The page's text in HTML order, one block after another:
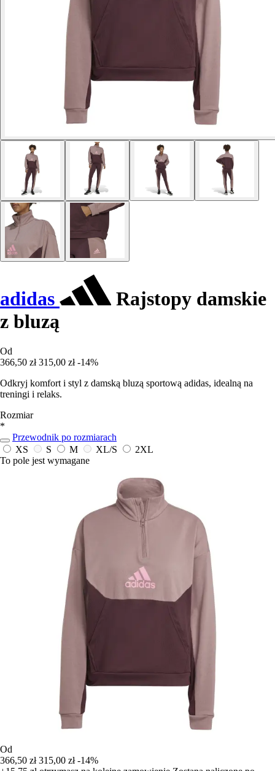
adidas
Rajstopy damskie
z bluzą
Od
366,50 zł 315,00 zł -14%
Odkryj komfort i styl z damską bluzą sportową adidas, idealną na
treningi i relaks.
Rozmiar
*
Przewodnik po rozmiarach
XS
S M XL/S
2XL
To pole jest wymagane
Od
366,50 zł 315,00 zł -14%